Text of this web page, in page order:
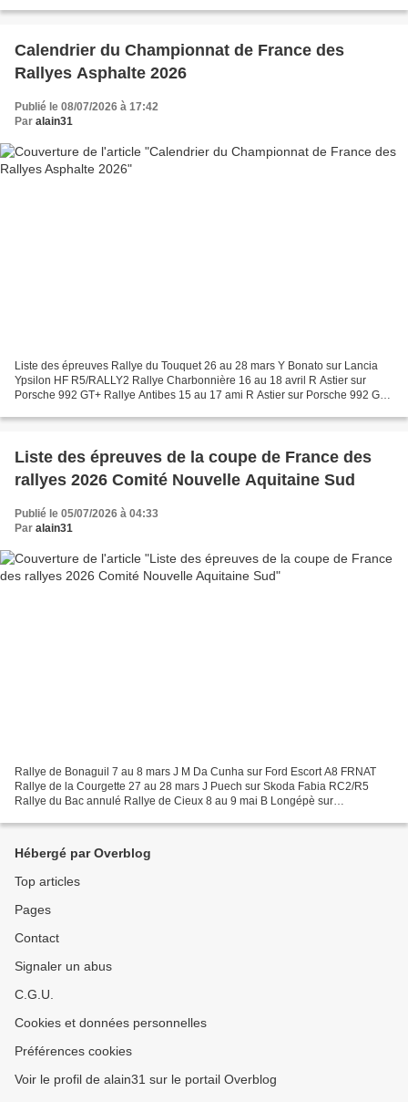
Calendrier du Championnat de France des
Rallyes Asphalte 2026
Publié le 08/07/2026 à 17:42
Par alain31
Liste des épreuves Rallye du Touquet 26 au 28 mars Y Bonato sur Lancia
Ypsilon HF R5/RALLY2 Rallye Charbonnière 16 au 18 avril R Astier sur
Porsche 992 GT+ Rallye Antibes 15 au 17 ami R Astier sur Porsche 992 GT+
Liste des épreuves de la coupe de France des
rallyes 2026 Comité Nouvelle Aquitaine Sud
Publié le 05/07/2026 à 04:33
Par alain31
Rallye de Bonaguil 7 au 8 mars J M Da Cunha sur Ford Escort A8 FRNAT
Rallye de la Courgette 27 au 28 mars J Puech sur Skoda Fabia RC2/R5
Rallye du Bac annulé Rallye de Cieux 8 au 9 mai B Longépè sur
Hébergé par Overblog
Top articles
Pages
Contact
Signaler un abus
C.G.U.
Cookies et données personnelles
Préférences cookies
Voir le profil de alain31 sur le portail Overblog